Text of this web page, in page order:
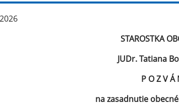
STAROSTKA
JUDr. Tatiana
P O Z V Á
na zasadnutie